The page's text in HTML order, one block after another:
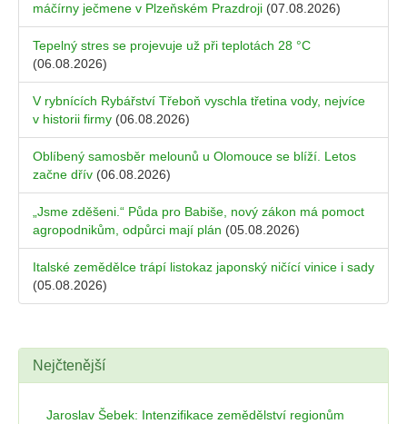
máčírny ječmene v Plzeňském Prazdroji (07.08.2026)
Tepelný stres se projevuje už při teplotách 28 °C
(06.08.2026)
V rybnících Rybářství Třeboň vyschla třetina vody, nejvíce
v historii firmy (06.08.2026)
Oblíbený samosběr melounů u Olomouce se blíží. Letos
začne dřív (06.08.2026)
„Jsme zděšeni.“ Půda pro Babiše, nový zákon má pomoct
agropodnikům, odpůrci mají plán (05.08.2026)
Italské zemědělce trápí listokaz japonský ničící vinice i sady
(05.08.2026)
Nejčtenější
Jaroslav Šebek: Intenzifikace zemědělství regionům